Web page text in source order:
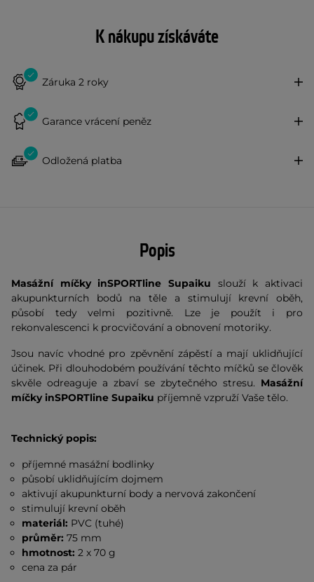
K nákupu získáváte
Záruka 2 roky
Garance vrácení peněz
Odložená platba
Popis
Masážní míčky inSPORTline Supaiku slouží k aktivaci
akupunkturních bodů na těle a stimulují krevní oběh,
působí tedy velmi pozitivně. Lze je použít i pro
rekonvalescenci k procvičování a obnovení motoriky.
Jsou navíc vhodné pro zpěvnění zápěstí a mají uklidňující
účinek. Při dlouhodobém používání těchto míčků se člověk
skvěle odreaguje a zbaví se zbytečného stresu. Masážní
míčky inSPORTline Supaiku příjemně vzpruží Vaše tělo.
Technický popis:
příjemné masážní bodlinky
působí uklidňujícím dojmem
aktivují akupunkturní body a nervová zakončení
stimulují krevní oběh
materiál: PVC (tuhé)
průměr:75 mm
hmotnost: 2 x 70 g
cena za pár